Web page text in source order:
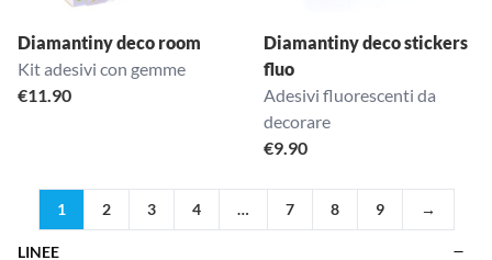
Diamantiny deco room
Kit adesivi con gemme
€11.90
Diamantiny deco stickers
fluo
Adesivi fluorescenti da
decorare
€9.90
1 2 3 4 … 7 8 9 →
LINEE